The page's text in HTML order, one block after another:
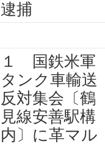
逮捕
１ 国鉄米軍
タンク車輸送
反対集会〔鶴
見線安善駅構
内〕に革マル